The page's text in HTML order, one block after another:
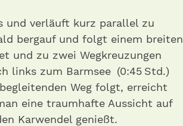
und verläuft kurz parallel zu
bergauf und folgt einem breiten
und zu zwei Wegkreuzungen
links zum Barmsee (0:45 Std.)
Weg folgt, erreicht
eine traumhafte Aussicht auf
Karwendel genießt.